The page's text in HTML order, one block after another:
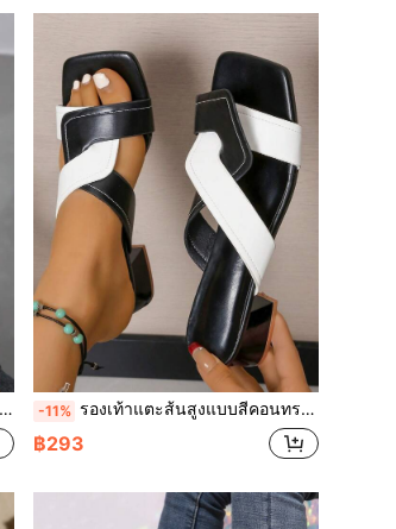
-11% รองเท้าแตะส้นสูงแบบสีคอนทราสต์สีดำและสีขาวสำหรับผู้หญิง รองเท้าแตะสุภาพสตรีที่มีสไตล์และเป็นกันเอง
฿293